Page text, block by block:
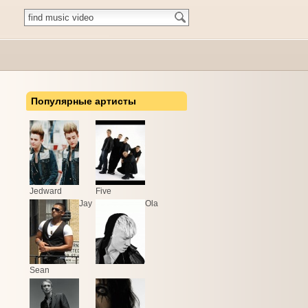
Популярные артисты
Jedward
Five
Jay
Sean
Ola